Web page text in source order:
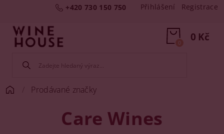
+420 730 150 750 Přihlášení Registrace
0 Kč
0
Prodávané značky
Care Wines